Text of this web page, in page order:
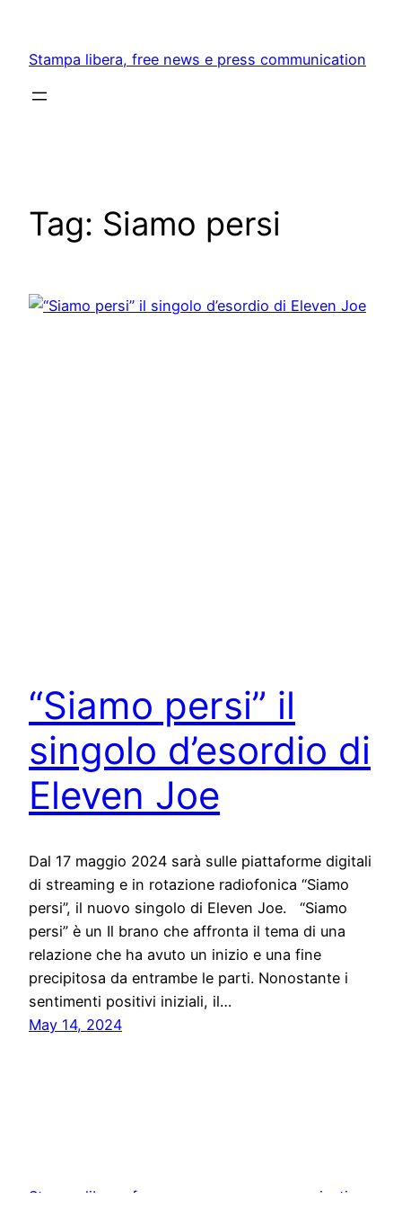
content
Stampa libera, free news e press communication
Tag: Siamo persi
“Siamo persi” il
singolo d’esordio di
Eleven Joe
Dal 17 maggio 2024 sarà sulle piattaforme digitali
di streaming e in rotazione radiofonica “Siamo
persi”, il nuovo singolo di Eleven Joe. “Siamo
persi” è un Il brano che affronta il tema di una
relazione che ha avuto un inizio e una fine
precipitosa da entrambe le parti. Nonostante i
sentimenti positivi iniziali, il…
May 14, 2024
Stampa libera, free news e press communication